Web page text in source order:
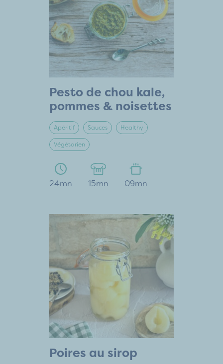
Pesto de chou kale,
pommes & noisettes
Apéritif Sauces Healthy
Végétarien
24mn 15mn 09mn
Poires au sirop